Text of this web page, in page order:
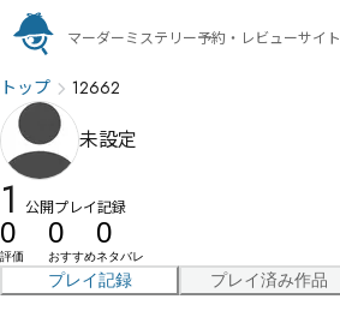
マーダーミステリー予約・レビューサイト
トップ 12662
未設定
1 公開プレイ記録
0
評価
0
おすすめ
0
ネタバレ
プレイ記録 プレイ済み作品